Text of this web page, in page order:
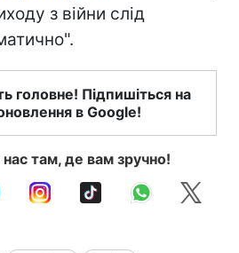
з війни слід
головне! Підпишіться на
в Google!
там, де вам зручно!